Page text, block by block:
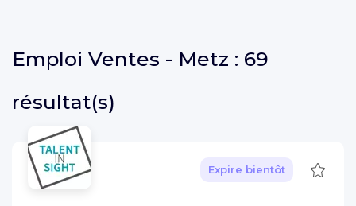
Emploi Ventes - Metz : 69
résultat(s)
Expire bientôt